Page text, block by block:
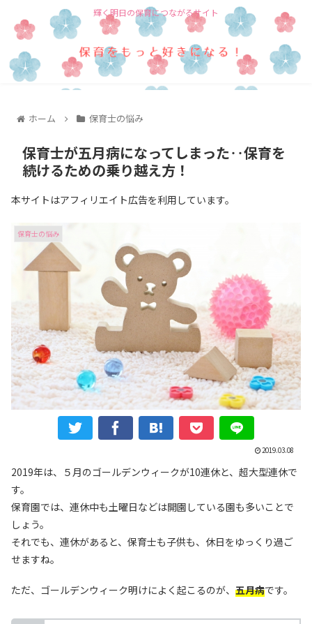
輝く明日の保育につながるサイト
ホーム 保育士の悩み
保育士が五月病になってしまった‥保育を
続けるための乗り越え方！
本サイトはアフィリエイト広告を利用しています。
保育士の悩み
2019.03.08
2019年は、５月のゴールデンウィークが10連休と、超大型連休で
す。
保育園では、連休中も土曜日などは開園している園も多いことで
しょう。
それでも、連休があると、保育士も子供も、休日をゆっくり過ご
せますね。
ただ、ゴールデンウィーク明けによく起こるのが、 五月病です。